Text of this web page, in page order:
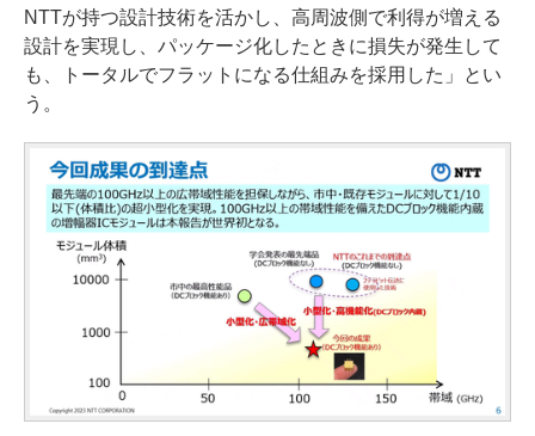
NTTが持つ設計技術を活かし、高周波側で利得が増える
設計を実現し、パッケージ化したときに損失が発生して
も、トータルでフラットになる仕組みを採用した」とい
う。